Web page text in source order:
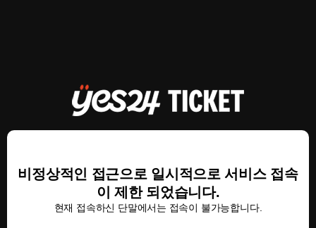
비정상적인 접근으로 일시적으로 서비스 접속
이 제한 되었습니다.
현재 접속하신 단말에서는 접속이 불가능합니다.